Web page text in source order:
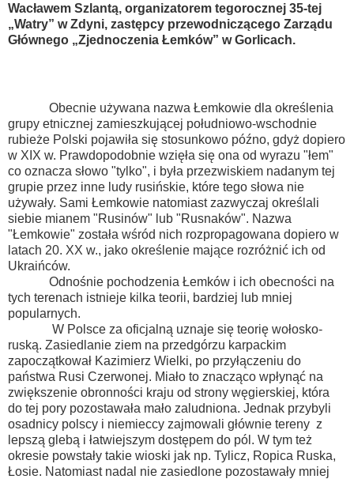
Wacławem Szlantą, organizatorem tegorocznej 35-tej
„Watry” w Zdyni, zastępcy przewodniczącego Zarządu
Głównego „Zjednoczenia Łemków” w Gorlicach.
Obecnie używana nazwa Łemkowie dla określenia
grupy etnicznej zamieszkującej południowo-wschodnie
rubieże Polski pojawiła się stosunkowo późno, gdyż dopiero
w XIX w. Prawdopodobnie wzięła się ona od wyrazu "łem"
co oznacza słowo "tylko", i była przezwiskiem nadanym tej
grupie przez inne ludy rusińskie, które tego słowa nie
używały. Sami Łemkowie natomiast zazwyczaj określali
siebie mianem "Rusinów" lub "Rusnaków". Nazwa
"Łemkowie" została wśród nich rozpropagowana dopiero w
latach 20. XX w., jako określenie mające rozróżnić ich od
Ukraińców.
Odnośnie pochodzenia Łemków i ich obecności na
tych terenach istnieje kilka teorii, bardziej lub mniej
popularnych.
W Polsce za oficjalną uznaje się teorię wołosko-
ruską. Zasiedlanie ziem na przedgórzu karpackim
zapoczątkował Kazimierz Wielki, po przyłączeniu do
państwa Rusi Czerwonej. Miało to znacząco wpłynąć na
zwiększenie obronności kraju od strony węgierskiej, która
do tej pory pozostawała mało zaludniona. Jednak przybyli
osadnicy polscy i niemieccy zajmowali głównie tereny z
lepszą glebą i łatwiejszym dostępem do pól. W tym też
okresie powstały takie wioski jak np. Tylicz, Ropica Ruska,
Łosie. Natomiast nadal nie zasiedlone pozostawały mniej